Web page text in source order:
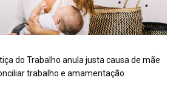
do Trabalho anula justa causa de mãe
trabalho e amamentação